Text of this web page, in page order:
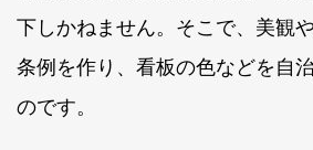
下しかねません。そこで、美観
条例を作り、看板の色などを自
のです。